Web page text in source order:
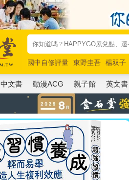
國中自修評量 東野圭吾 楊双子
唯紅花綻放
奧德賽 路邊攤新作
中文書 動漫ACG 親子館 英文書